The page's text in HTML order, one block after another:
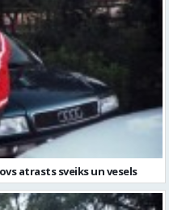
atrasts sveiks un vesels